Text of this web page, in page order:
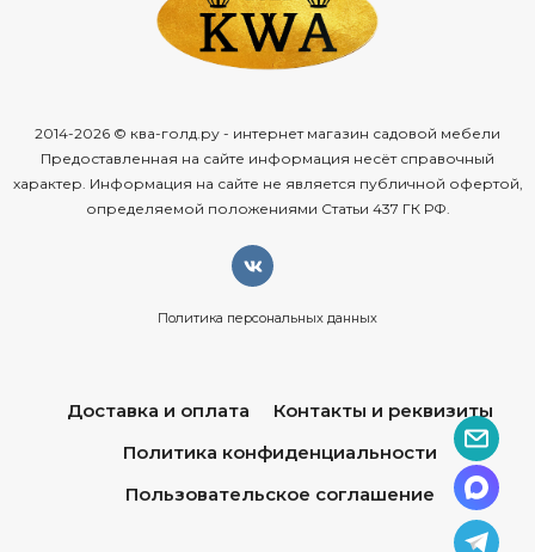
2014-2026 © ква-голд.ру - интернет магазин садовой мебели
Предоставленная на сайте информация несёт справочный
характер. Информация на сайте не является публичной офертой,
определяемой положениями Статьи 437 ГК РФ.
Политика персональных данных
Доставка и оплата
Контакты и реквизиты
Политика конфиденциальности
Пользовательское соглашение